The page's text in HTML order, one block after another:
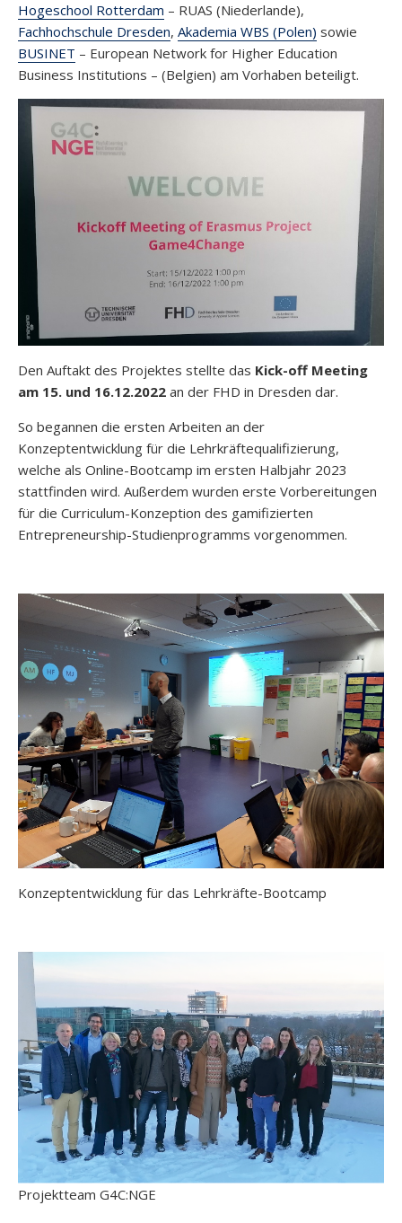
Hogeschool Rotterdam – RUAS (Niederlande),
Fachhochschule Dresden, Akademia WBS (Polen) sowie
BUSINET – European Network for Higher Education
Business Institutions – (Belgien) am Vorhaben beteiligt.
Den Auftakt des Projektes stellte das Kick-off Meeting
am 15. und 16.12.2022 an der FHD in Dresden dar.
So begannen die ersten Arbeiten an der
Konzeptentwicklung für die Lehrkräftequalifizierung,
welche als Online-Bootcamp im ersten Halbjahr 2023
stattfinden wird. Außerdem wurden erste Vorbereitungen
für die Curriculum-Konzeption des gamifizierten
Entrepreneurship-Studienprogramms vorgenommen.
Konzeptentwicklung für das Lehrkräfte-Bootcamp
Projektteam G4C:NGE